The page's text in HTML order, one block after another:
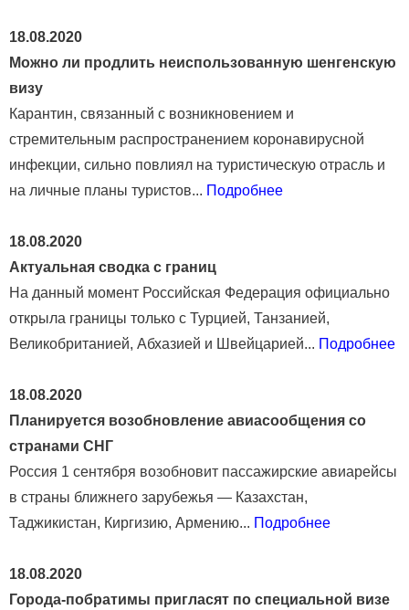
18.08.2020
Можно ли продлить неиспользованную шенгенскую
визу
Карантин, связанный с возникновением и
стремительным распространением коронавирусной
инфекции, сильно повлиял на туристическую отрасль и
на личные планы туристов... Подробнее
18.08.2020
Актуальная сводка с границ
На данный момент Российская Федерация официально
открыла границы только с Турцией, Танзанией,
Великобританией, Абхазией и Швейцарией... Подробнее
18.08.2020
Планируется возобновление авиасообщения со
странами СНГ
Россия 1 сентября возобновит пассажирские авиарейсы
в страны ближнего зарубежья — Казахстан,
Таджикистан, Киргизию, Армению... Подробнее
18.08.2020
Города-побратимы пригласят по специальной визе